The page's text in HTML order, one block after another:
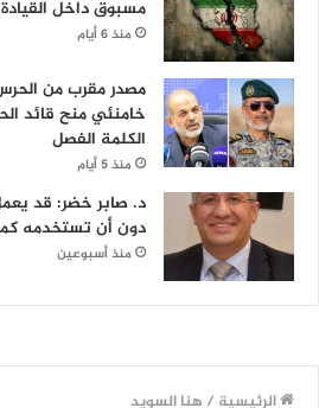
مسبوق داخل القيادة
منذ 6 أيام
مصدر مقرب من
خامنئي منح قائد
الكلمة الفصل
منذ 5 أيام
د. صابر خضر: قد
دون أن تستخدمه
منذ أسبوعين